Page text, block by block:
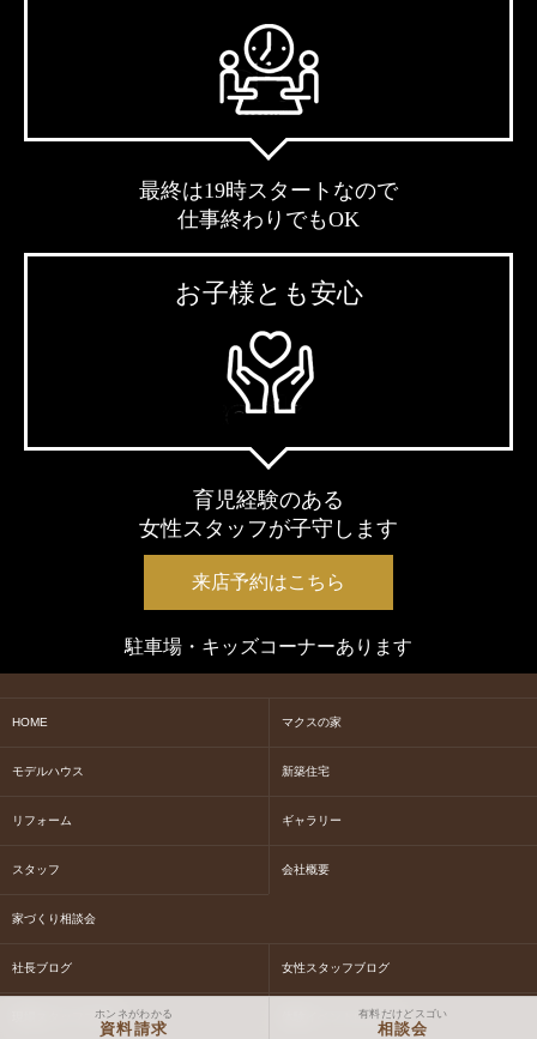
最終は19時スタートなので
仕事終わりでもOK
お子様とも安心
育児経験のある
女性スタッフが子守します
来店予約はこちら
駐車場・キッズコーナーあります
HOME マクスの家
モデルハウス 新築住宅
リフォーム ギャラリー
スタッフ 会社概要
家づくり相談会
社長ブログ 女性スタッフブログ
現場スタッフブログ 体験イベントについて
ホンネがわかる
資料請求
有料だけどスゴい
相談会